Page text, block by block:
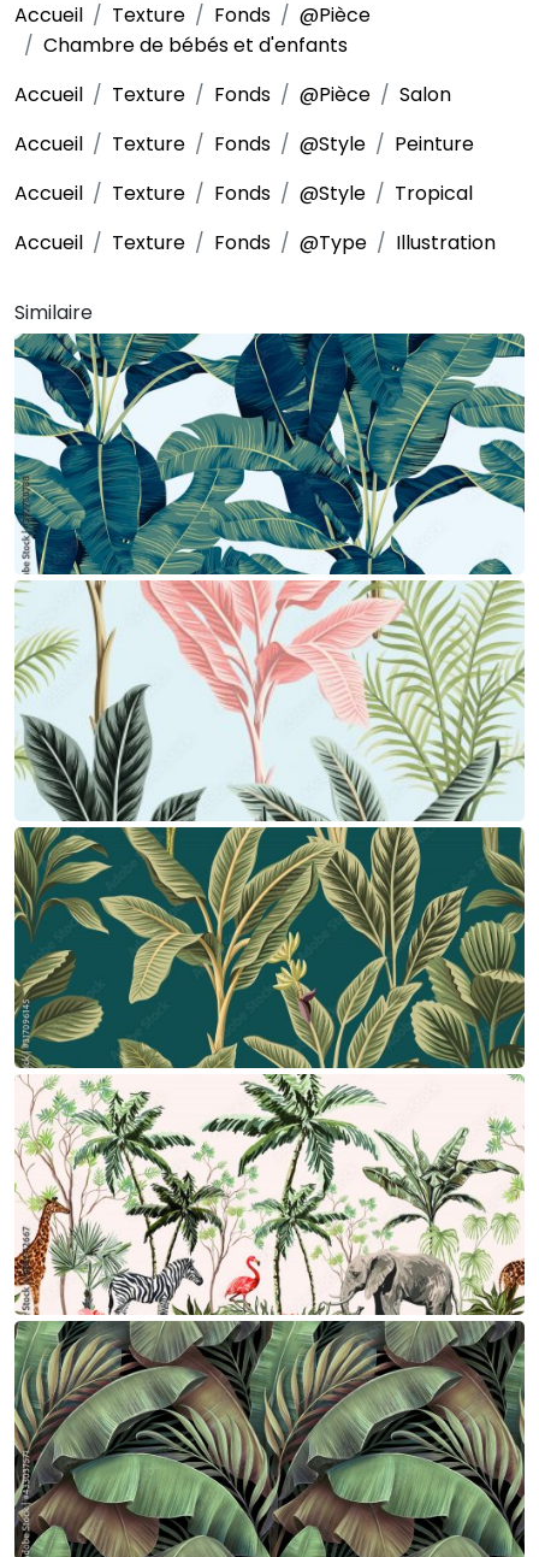
Accueil
Texture Fonds
@Pièce
Chambre de bébés et d'enfants
Accueil
Texture Fonds @Pièce
Salon
Accueil
Texture Fonds @Style
Peinture
Accueil
Texture Fonds @Style
Tropical
Accueil
Texture Fonds @Type Illustration
Similaire